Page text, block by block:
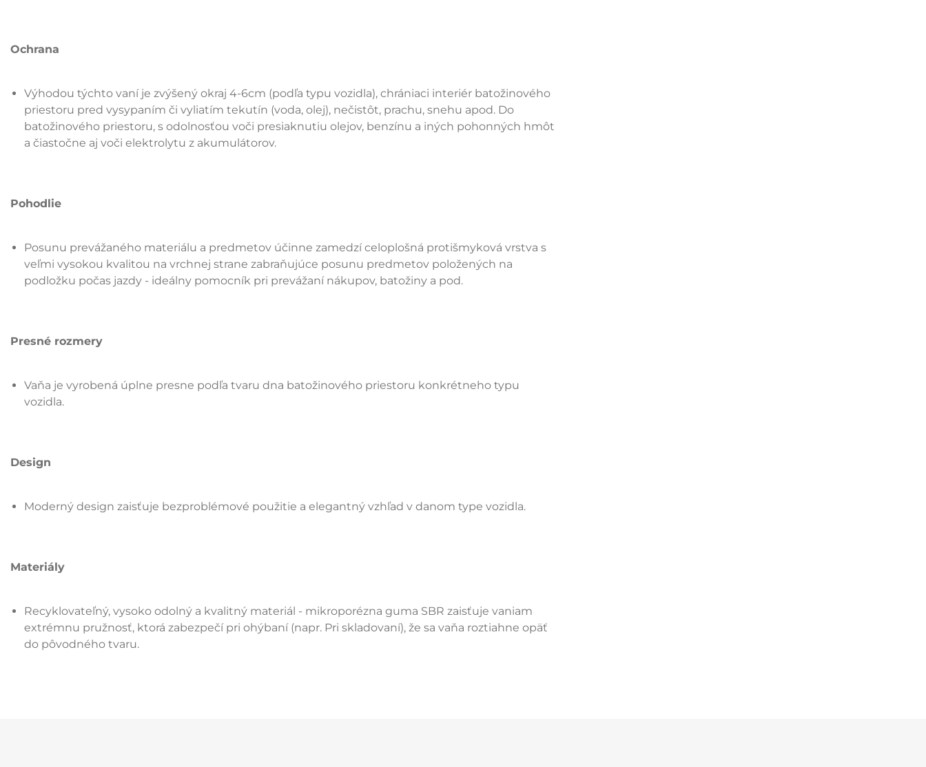
Ochrana
Výhodou týchto vaní je zvýšený okraj 4-6cm (podľa typu vozidla), chrániaci interiér batožinového
priestoru pred vysypaním či vyliatím tekutín (voda, olej), nečistôt, prachu, snehu apod. Do
batožinového priestoru, s odolnosťou voči presiaknutiu olejov, benzínu a iných pohonných hmôt
a čiastočne aj voči elektrolytu z akumulátorov.
Pohodlie
Posunu prevážaného materiálu a predmetov účinne zamedzí celoplošná protišmyková vrstva s
veľmi vysokou kvalitou na vrchnej strane zabraňujúce posunu predmetov položených na
podložku počas jazdy - ideálny pomocník pri prevážaní nákupov, batožiny a pod.
Presné rozmery
Vaňa je vyrobená úplne presne podľa tvaru dna batožinového priestoru konkrétneho typu
vozidla.
Design
Moderný design zaisťuje bezproblémové použitie a elegantný vzhľad v danom type vozidla.
Materiály
Recyklovateľný, vysoko odolný a kvalitný materiál - mikroporézna guma SBR zaisťuje vaniam
extrémnu pružnosť, ktorá zabezpečí pri ohýbaní (napr. Pri skladovaní), že sa vaňa roztiahne opäť
do pôvodného tvaru.